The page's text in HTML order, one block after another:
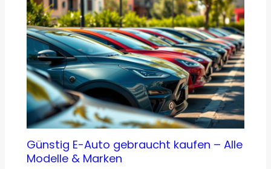
Günstig E-Auto gebraucht kaufen – Alle
Modelle & Marken